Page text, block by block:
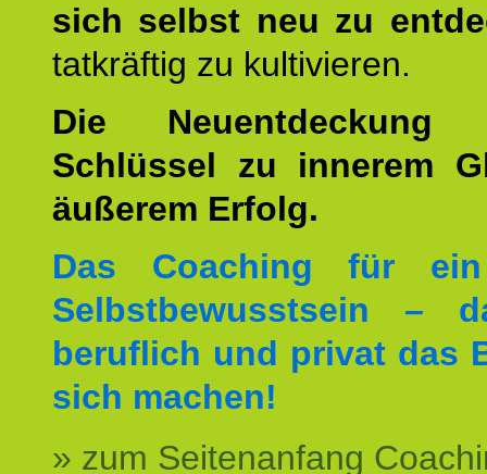
sich selbst neu zu
tatkräftig zu kultivieren.
Die
Schlüssel zu innerem
äußerem Erfolg.
Das Coaching für
Selbstbewusstsein –
beruflich und privat das
sich machen!
» zum Seitenanfang